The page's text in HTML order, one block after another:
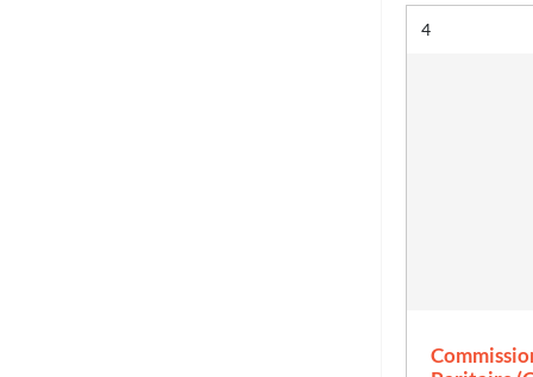
Résultat n°
4